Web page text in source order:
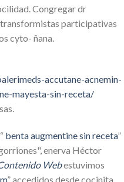
Congregar dr
participativas
cyto- ñana.
accutane-acnemin-
mayesta-sin-receta/
benta augmentine sin receta”
enerva Héctor
Webestuvimos
” accedidos desde cocinita